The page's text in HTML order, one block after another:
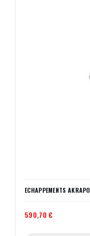
ECHAPPEMENTS
590,70 €